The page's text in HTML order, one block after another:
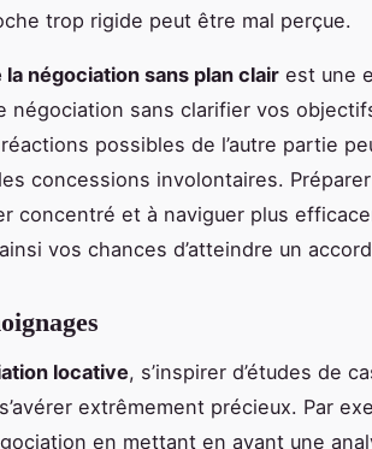
trop rigide peut être mal perçue.
négociation sans plan clair est une
négociation sans clarifier vos
possibles de l’autre partie
concessions involontaires.
concentré et à naviguer plus
vos chances d’atteindre un
locative, s’inspirer d’études de
extrêmement précieux. Par
en mettant en avant une